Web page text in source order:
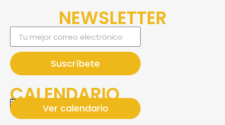
NEWSLETTER
Suscríbete
CALENDARIO
Notice No hay ningún eventos próximo.
Ver calendario